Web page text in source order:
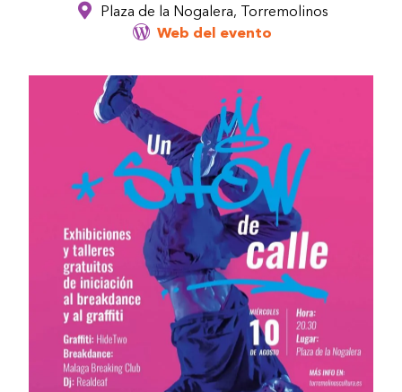
Plaza de la Nogalera, Torremolinos
Web del evento